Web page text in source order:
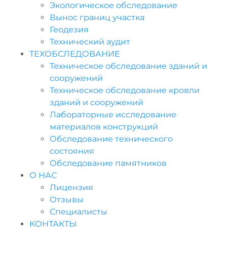
Экологическое обследование
Вынос границ участка
Геодезия
Технический аудит
ТЕХОБСЛЕДОВАНИЕ
Техническое обследование зданий и
сооружений
Техническое обследование кровли
зданий и сооружений
Лабораторные исследование
материалов конструкций
Обследование технического
состояния
Обследование памятников
О НАС
Лицензия
Отзывы
Специалисты
КОНТАКТЫ